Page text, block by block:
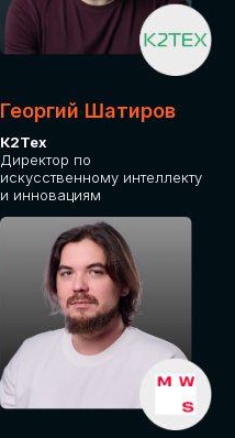
Георгий Шатиров
К2Тех
Директор по
искусственному интеллекту
и инновациям